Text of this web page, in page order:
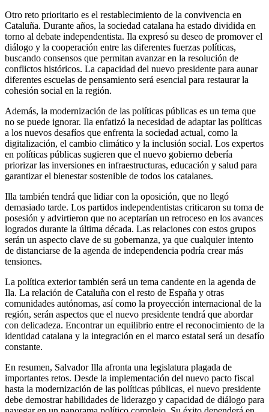
Otro reto prioritario es el restablecimiento de la convivencia en
Cataluña. Durante años, la sociedad catalana ha estado dividida en
torno al debate independentista. Ila expresó su deseo de promover el
diálogo y la cooperación entre las diferentes fuerzas políticas,
buscando consensos que permitan avanzar en la resolución de
conflictos históricos. La capacidad del nuevo presidente para aunar
diferentes escuelas de pensamiento será esencial para restaurar la
cohesión social en la región.
Además, la modernización de las políticas públicas es un tema que
no se puede ignorar. Ila enfatizó la necesidad de adaptar las políticas
a los nuevos desafíos que enfrenta la sociedad actual, como la
digitalización, el cambio climático y la inclusión social. Los expertos
en políticas públicas sugieren que el nuevo gobierno debería
priorizar las inversiones en infraestructuras, educación y salud para
garantizar el bienestar sostenible de todos los catalanes.
Illa también tendrá que lidiar con la oposición, que no llegó
demasiado tarde. Los partidos independentistas criticaron su toma de
posesión y advirtieron que no aceptarían un retroceso en los avances
logrados durante la última década. Las relaciones con estos grupos
serán un aspecto clave de su gobernanza, ya que cualquier intento
de distanciarse de la agenda de independencia podría crear más
tensiones.
La política exterior también será un tema candente en la agenda de
Ila. La relación de Cataluña con el resto de España y otras
comunidades autónomas, así como la proyección internacional de la
región, serán aspectos que el nuevo presidente tendrá que abordar
con delicadeza. Encontrar un equilibrio entre el reconocimiento de la
identidad catalana y la integración en el marco estatal será un desafío
constante.
En resumen, Salvador Illa afronta una legislatura plagada de
importantes retos. Desde la implementación del nuevo pacto fiscal
hasta la modernización de las políticas públicas, el nuevo presidente
debe demostrar habilidades de liderazgo y capacidad de diálogo para